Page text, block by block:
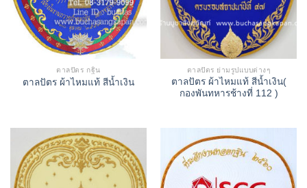
ตาลปัตร กฐิน
ตาลปัตร ผ้าไหมแท้ สีน้ำเงิน
ตาลปัตร ย่ามรูปแบบต่างๆ
ตาลปัตร ผ้าไหมแท้ สีน้ำเงิน(
กองพันทหารช้างที่ 112 )